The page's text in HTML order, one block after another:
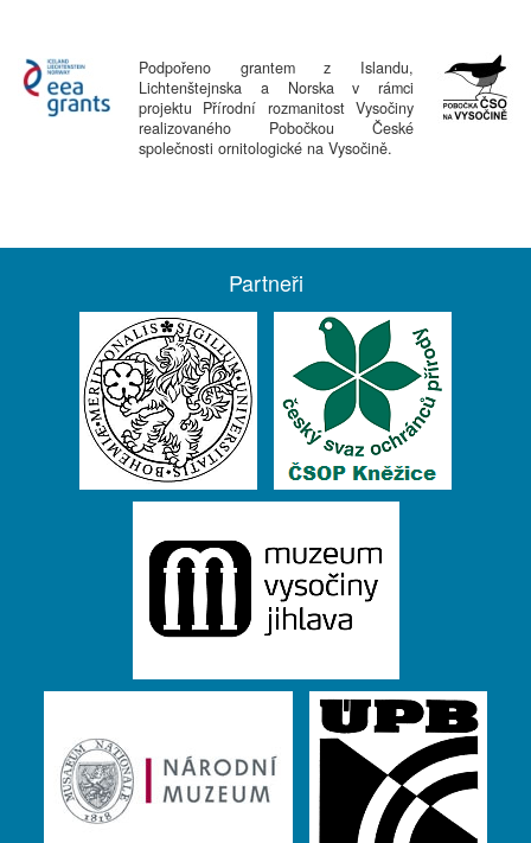
Podpořeno grantem z Islandu,
Lichtenštejnska a Norska v rámci
projektu Přírodní rozmanitost Vysočiny
realizovaného Pobočkou České
společnosti ornitologické na Vysočině.
Partneři